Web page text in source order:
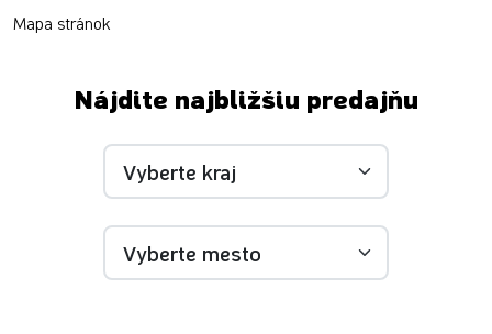
Mapa stránok
Nájdite najbližšiu predajňu